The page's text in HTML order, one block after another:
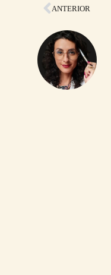
Anterior
ANTERIOR